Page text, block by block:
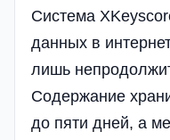
Система
данных в
лишь
Содержание
до пяти дней, а